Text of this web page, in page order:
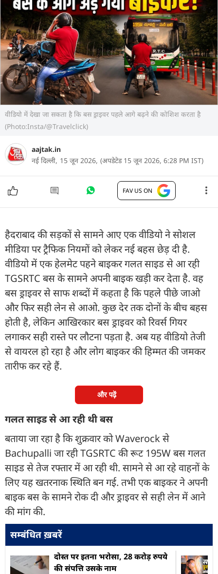
वीडियो में देखा जा सकता है कि बस ड्राइवर पहले आगे बढ़ने की कोशिश करता है
(Photo:Insta/@Travelclick)
aajtak.in
नई दिल्ली, 15 जून 2026, (अपडेटेड 15 जून 2026, 6:28 PM IST)
FAV US ON
हैदराबाद की सड़कों से सामने आए एक वीडियो ने सोशल
मीडिया पर ट्रैफिक नियमों को लेकर नई बहस छेड़ दी है.
वीडियो में एक हेलमेट पहने बाइकर गलत साइड से आ रही
TGSRTC बस के सामने अपनी बाइक खड़ी कर देता है. वह
बस ड्राइवर से साफ शब्दों में कहता है कि पहले पीछे जाओ
और फिर सही लेन से आओ. कुछ देर तक दोनों के बीच बहस
होती है, लेकिन आखिरकार बस ड्राइवर को रिवर्स गियर
लगाकर सही रास्ते पर लौटना पड़ता है. अब यह वीडियो तेजी
से वायरल हो रहा है और लोग बाइकर की हिम्मत की जमकर
तारीफ कर रहे हैं.
और पढ़ें
गलत साइड से आ रही थी बस
बताया जा रहा है कि शुक्रवार को Waverock से
Bachupalli जा रही TGSRTC की रूट 195W बस गलत
साइड से तेज रफ्तार में आ रही थी. सामने से आ रहे वाहनों के
लिए यह खतरनाक स्थिति बन गई. तभी एक बाइकर ने अपनी
बाइक बस के सामने रोक दी और ड्राइवर से सही लेन में आने
की मांग की.
सम्बंधित ख़बरें
दोस्त पर इतना भरोसा, 28 करोड़ रुपये
की संपत्ति उसके नाम